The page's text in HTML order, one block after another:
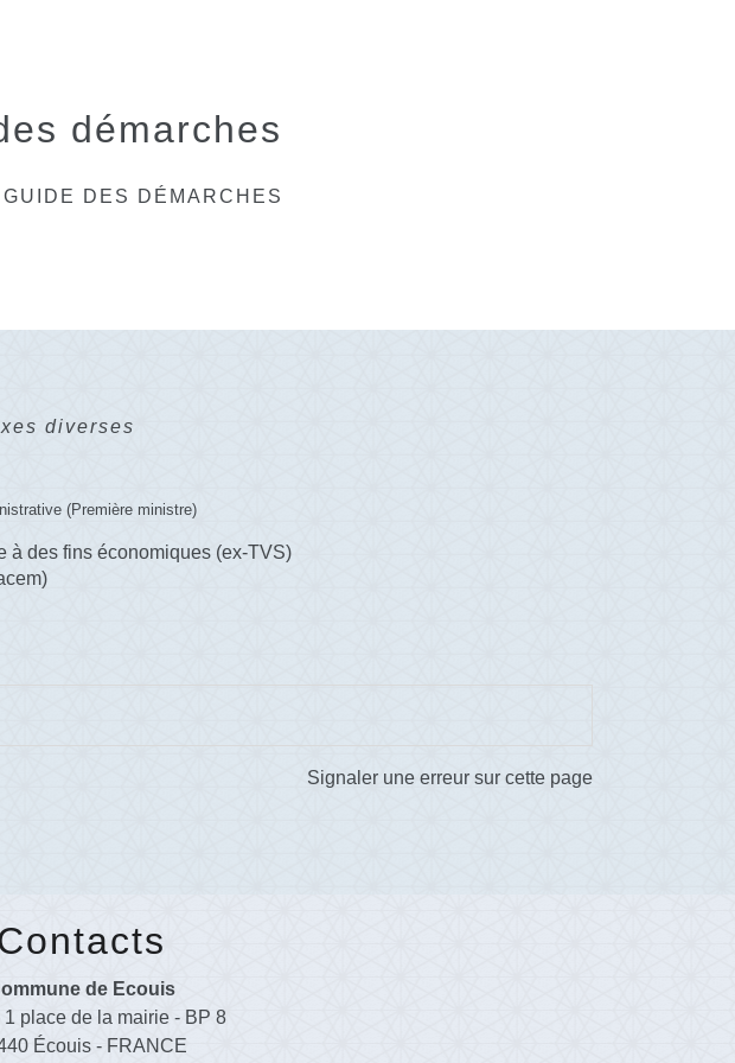
démarches
GUIDE DES DÉMARCHES
diverses
(Première ministre)
à des fins économiques (ex-TVS)
Signaler une erreur sur cette page
de Ecouis
1 place de la mairie - BP 8
Écouis - FRANCE